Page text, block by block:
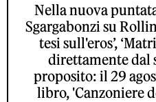
Nella nuova
Sgargabonzi su
tesi sull'eros’,
direttamente dal
proposito: il 29
libro, 'Canzoniere